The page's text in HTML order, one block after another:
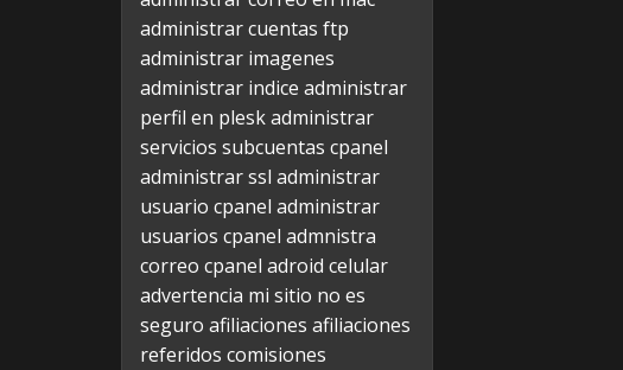
administrar cuentas ftp
administrar imagenes
administrar indice administrar
perfil en pleskadministrar
servicios subcuentas cpanel
administrar ssl administrar
usuario cpanel administrar
usuarios cpanel admnistra
correo cpanel adroid celular
advertencia mi sitio no es
seguro afiliaciones afiliaciones
referidos comisiones